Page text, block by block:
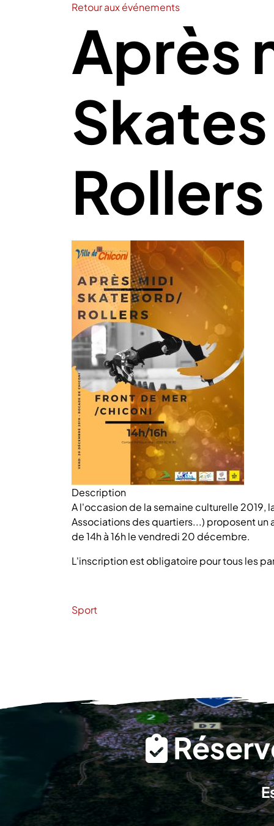
Retour aux événements
Après
Rollers
Description
A l'occasion de la semaine culturelle 2019,
Associations des quartiers...) proposent
de 14h à 16h le vendredi 20 décembre.
L'inscription est obligatoire pour tous les
Sport